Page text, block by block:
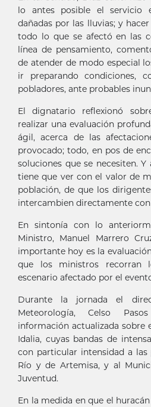
lo antes posible el servicio
dañadas por las lluvias; y
todo lo que se afectó en las
línea de pensamiento,
de atender de modo especial
ir preparando condiciones,
pobladores, ante probables
El dignatario reflexionó
realizar una evaluación
ágil, acerca de las
provocado; todo, en pos de
soluciones que se necesiten.
tiene que ver con el valor de
población, de que los
intercambien directamente con
En sintonía con lo
Ministro, Manuel Marrero
importante hoy es la
que los ministros recorran
escenario afectado por el
Durante la jornada el
Meteorología, Celso
información actualizada sobre
Idalia, cuyas bandas de
con particular intensidad a las
Río y de Artemisa, y al
Juventud.
En la medida en que el